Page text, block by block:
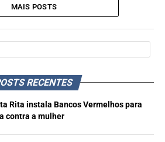
MAIS POSTS
RECENTES
Rita instala Bancos Vermelhos para
contra a mulher